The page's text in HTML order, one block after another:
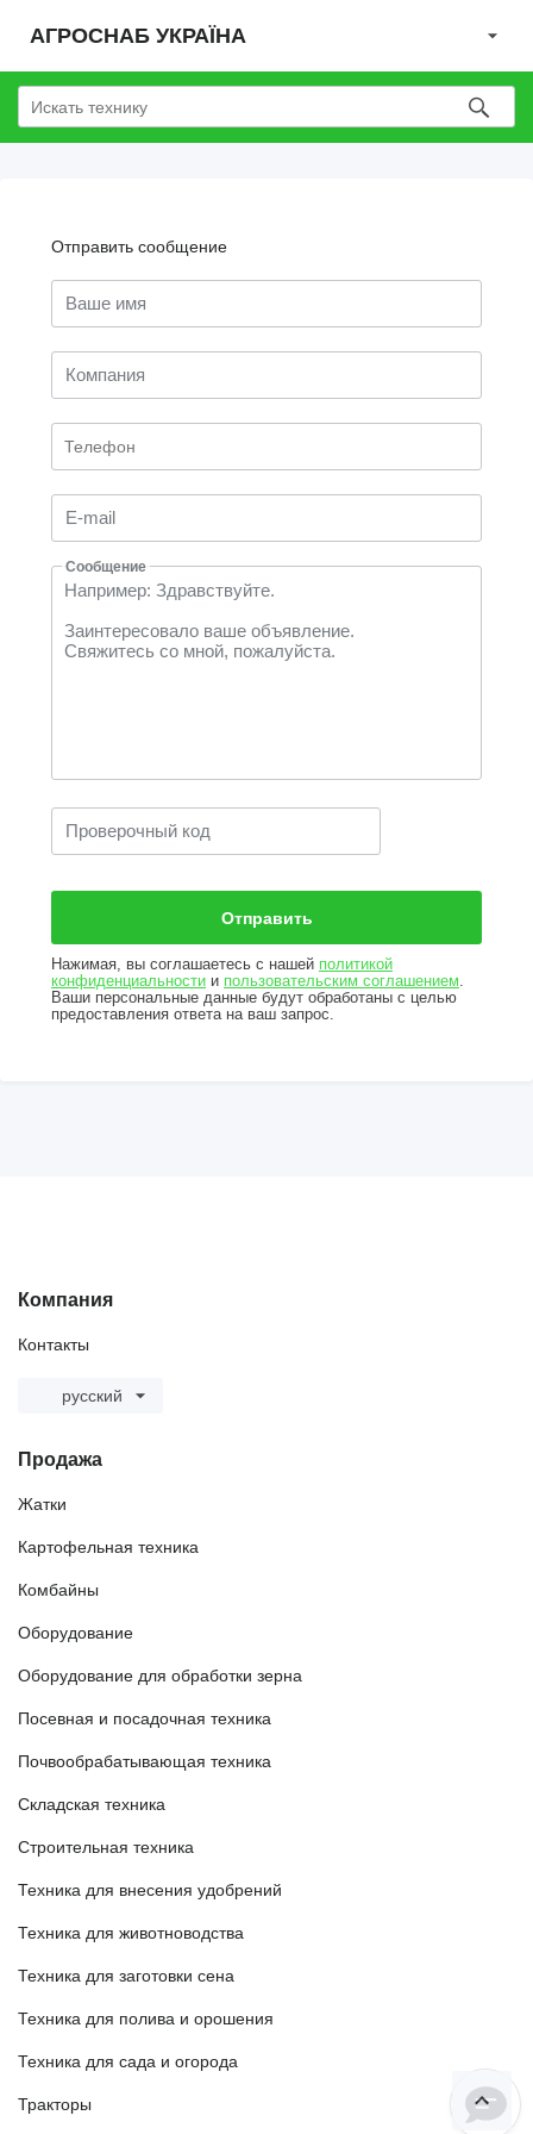
АГРОСНАБ УКРАЇНА
Отправить сообщение
Ваше имя
Компания
E-mail
Сообщение
Проверочный код
Нажимая, вы соглашаетесь с нашей политикой
конфиденциальности и пользовательским соглашением.
Ваши персональные данные будут обработаны с целью
предоставления ответа на ваш запрос.
Компания
Контакты
русский
Продажа
Жатки
Картофельная техника
Комбайны
Оборудование
Оборудование для обработки зерна
Посевная и посадочная техника
Почвообрабатывающая техника
Складская техника
Строительная техника
Техника для внесения удобрений
Техника для животноводства
Техника для заготовки сена
Техника для полива и орошения
Техника для сада и огорода
Тракторы